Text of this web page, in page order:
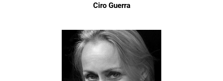
Ciro Guerra